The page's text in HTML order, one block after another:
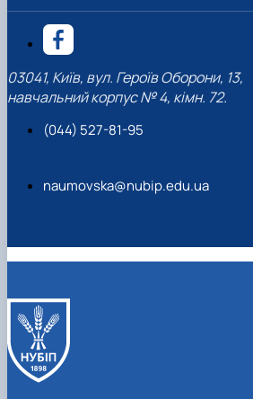
03041, Київ, вул. Героїв Оборони, 13,
навчальний корпус № 4, кімн. 72.
(044) 527-81-95
naumovska@nubip.edu.ua